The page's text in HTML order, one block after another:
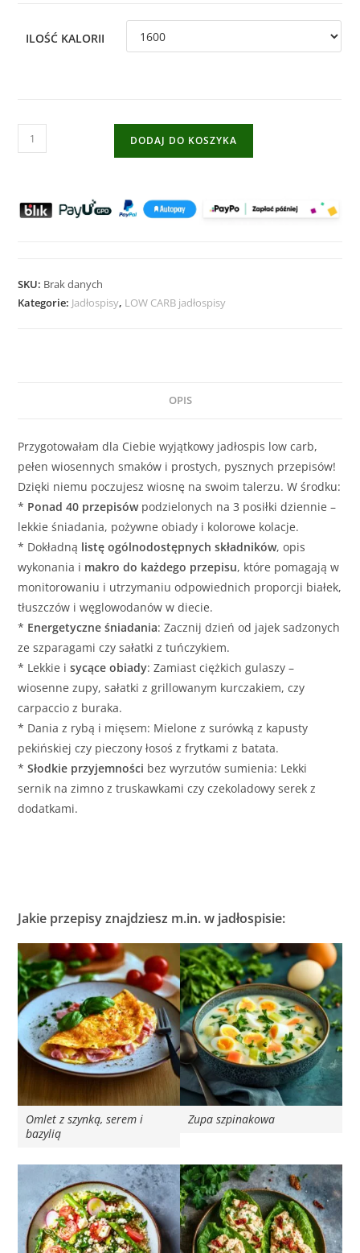
ILOŚĆ KALORII
DODAJ DO KOSZYKA
SKU: Brak danych
Kategorie: Jadłospisy, LOW CARB jadłospisy
OPIS
Przygotowałam dla Ciebie wyjątkowy jadłospis low carb,
pełen wiosennych smaków i prostych, pysznych przepisów!
Dzięki niemu poczujesz wiosnę na swoim talerzu. W środku:
* Ponad 40 przepisówpodzielonych na 3 posiłki dziennie –
lekkie śniadania, pożywne obiady i kolorowe kolacje.
* Dokładną listę ogólnodostępnych składników, opis
wykonania i makro do każdego przepisu, które pomagają w
monitorowaniu i utrzymaniu odpowiednich proporcji białek,
tłuszczów i węglowodanów w diecie.
* Energetyczne śniadania: Zacznij dzień od jajek sadzonych
ze szparagami czy sałatki z tuńczykiem.
* Lekkie isycące obiady: Zamiast ciężkich gulaszy –
wiosenne zupy, sałatki z grillowanym kurczakiem, czy
carpaccio z buraka.
* Dania z rybą i mięsem: Mielone z surówką z kapusty
pekińskiej czy pieczony łosoś z frytkami z batata.
*Słodkie przyjemności bez wyrzutów sumienia: Lekki
sernik na zimno z truskawkami czy czekoladowy serek z
dodatkami.
Jakie przepisy znajdziesz m.in. w jadłospisie:
Omlet z szynką, serem i
bazylią
Zupa szpinakowa